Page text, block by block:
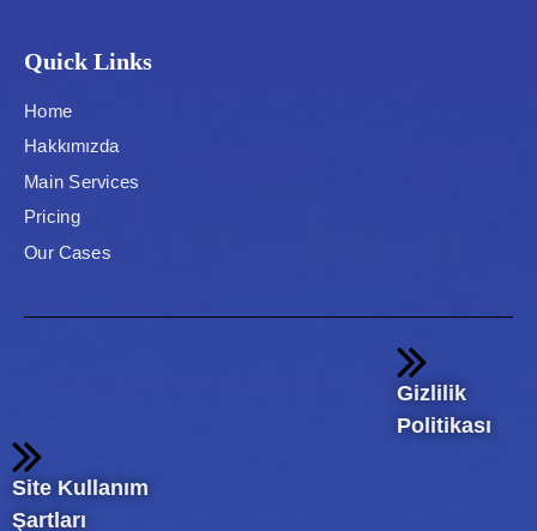
Quick Links
Home
Hakkımızda
Main Services
Pricing
Our Cases
Gizlilik
Politikası
Site Kullanım
Şartları